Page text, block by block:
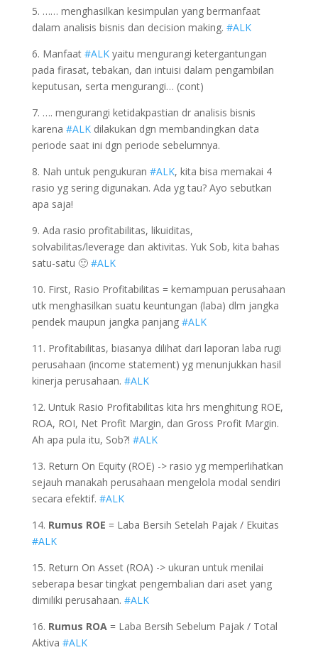
5. …… menghasilkan kesimpulan yang bermanfaat
dalam analisis bisnis dan decision making. #ALK
6. Manfaat #ALKyaitu mengurangi ketergantungan
pada firasat, tebakan, dan intuisi dalam pengambilan
keputusan, serta mengurangi… (cont)
7. …. mengurangi ketidakpastian dr analisis bisnis
karena #ALKdilakukan dgn membandingkan data
periode saat ini dgn periode sebelumnya.
8. Nah untuk pengukuran #ALK, kita bisa memakai 4
rasio yg sering digunakan. Ada yg tau? Ayo sebutkan
apa saja!
9. Ada rasio profitabilitas, likuiditas,
solvabilitas/leverage dan aktivitas. Yuk Sob, kita bahas
satu-satu 🙂 #ALK
10. First, Rasio Profitabilitas = kemampuan perusahaan
utk menghasilkan suatu keuntungan (laba) dlm jangka
pendek maupun jangka panjang #ALK
11. Profitabilitas, biasanya dilihat dari laporan laba rugi
perusahaan (income statement) yg menunjukkan hasil
kinerja perusahaan. #ALK
12. Untuk Rasio Profitabilitas kita hrs menghitung ROE,
ROA, ROI, Net Profit Margin, dan Gross Profit Margin.
Ah apa pula itu, Sob?! #ALK
13. Return On Equity (ROE) -> rasio yg memperlihatkan
sejauh manakah perusahaan mengelola modal sendiri
secara efektif. #ALK
14. Rumus ROE = Laba Bersih Setelah Pajak / Ekuitas
#ALK
15. Return On Asset (ROA) -> ukuran untuk menilai
seberapa besar tingkat pengembalian dari aset yang
dimiliki perusahaan. #ALK
16. Rumus ROA= Laba Bersih Sebelum Pajak / Total
Aktiva #ALK